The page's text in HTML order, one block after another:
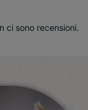
ci sono recensioni.